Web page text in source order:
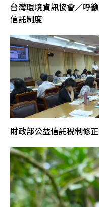
台灣環境資訊協會／呼
信託制度
財政部公益信託稅制修